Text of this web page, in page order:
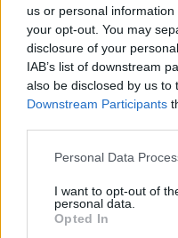
us or personal
your opt-out. You may
disclosure of your
IAB’s list of downstream
also be disclosed by us to
Downstream Participants
Please note that this
not limited to your visit or
grant or deny consent to
use your data for below
Personal Data
I want to opt-out of
personal data.
Opted In
di via Toledo.